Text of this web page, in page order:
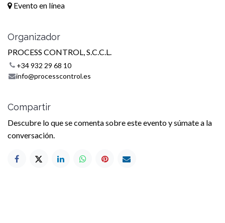
Evento en línea
Organizador
PROCESS CONTROL, S.C.C.L.
+34 932 29 68 10
info@processcontrol.es
Compartir
Descubre lo que se comenta sobre este evento y súmate a la
conversación.